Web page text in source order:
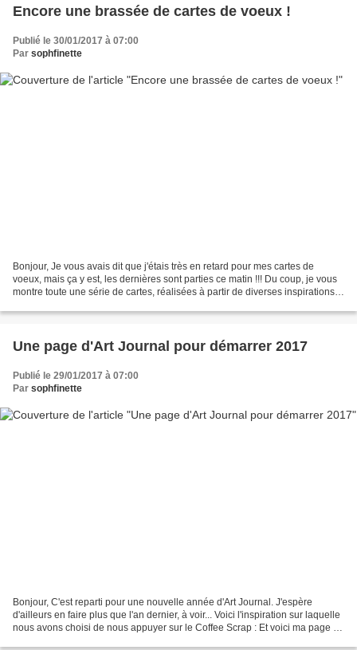
Encore une brassée de cartes de voeux !
Publié le 30/01/2017 à 07:00
Par sophfinette
Bonjour, Je vous avais dit que j'étais très en retard pour mes cartes de
voeux, mais ça y est, les dernières sont parties ce matin !!! Du coup, je vous
montre toute une série de cartes, réalisées à partir de diverses inspirations...
Une page d'Art Journal pour démarrer 2017
Publié le 29/01/2017 à 07:00
Par sophfinette
Bonjour, C'est reparti pour une nouvelle année d'Art Journal. J'espère
d'ailleurs en faire plus que l'an dernier, à voir... Voici l'inspiration sur laquelle
nous avons choisi de nous appuyer sur le Coffee Scrap : Et voici ma page :